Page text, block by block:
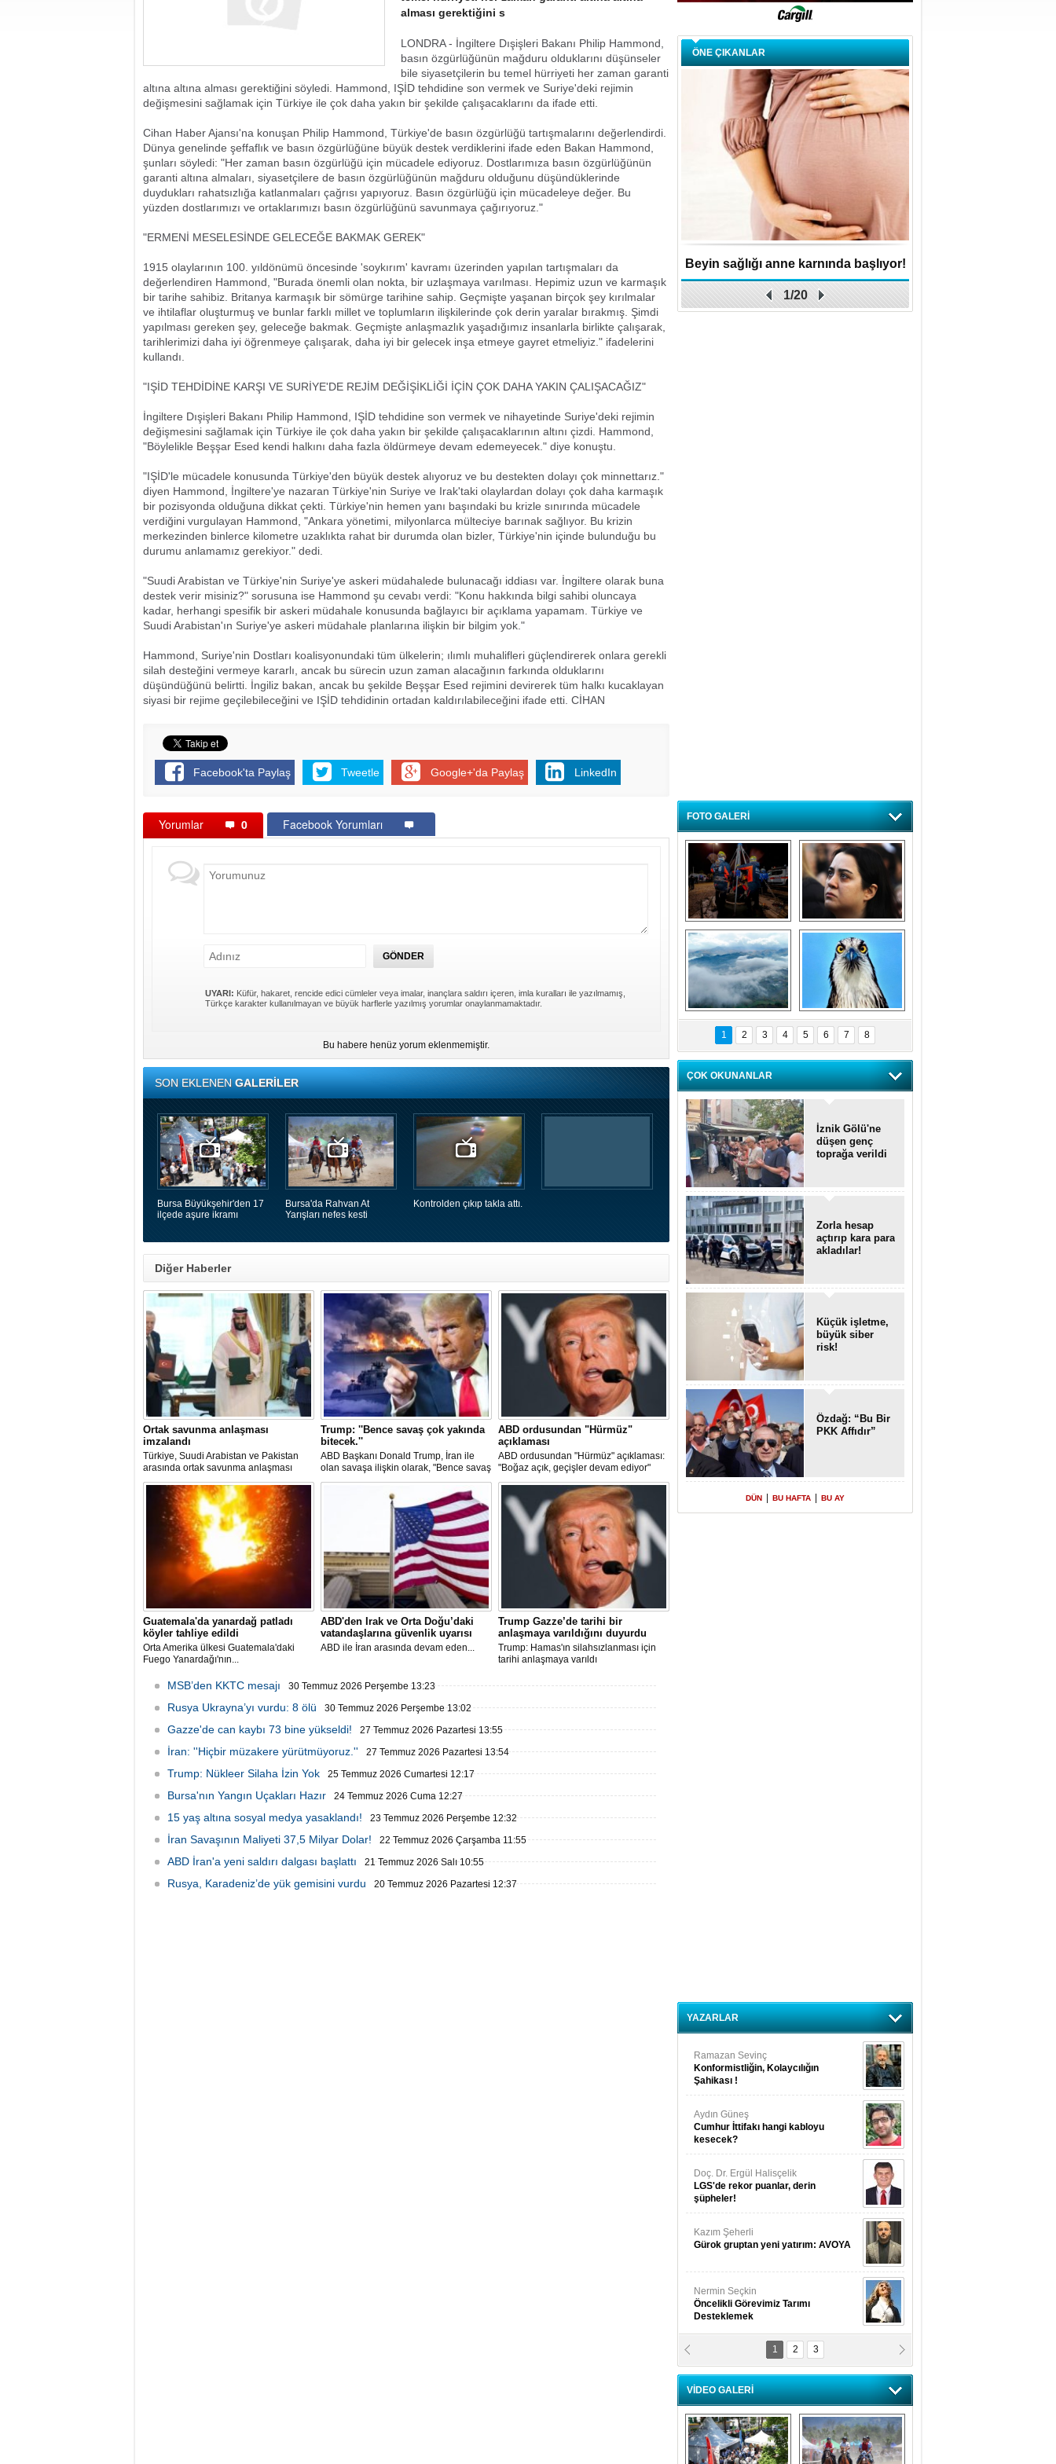
alması gerektiğini s
LONDRA - İngiltere Dışişleri Bakanı Philip Hammond,
basın özgürlüğünün mağduru olduklarını düşünseler
bile siyasetçilerin bu temel hürriyeti her zaman garanti
altına altına alması gerektiğini söyledi. Hammond, IŞİD tehdidine son vermek ve Suriye'deki rejimin
değişmesini sağlamak için Türkiye ile çok daha yakın bir şekilde çalışacaklarını da ifade etti.
Cihan Haber Ajansı'na konuşan Philip Hammond, Türkiye'de basın özgürlüğü tartışmalarını değerlendirdi.
Dünya genelinde şeffaflık ve basın özgürlüğüne büyük destek verdiklerini ifade eden Bakan Hammond,
şunları söyledi: "Her zaman basın özgürlüğü için mücadele ediyoruz. Dostlarımıza basın özgürlüğünün
garanti altına almaları, siyasetçilere de basın özgürlüğünün mağduru olduğunu düşündüklerinde
duydukları rahatsızlığa katlanmaları çağrısı yapıyoruz. Basın özgürlüğü için mücadeleye değer. Bu
yüzden dostlarımızı ve ortaklarımızı basın özgürlüğünü savunmaya çağırıyoruz."
"ERMENİ MESELESİNDE GELECEĞE BAKMAK GEREK"
1915 olaylarının 100. yıldönümü öncesinde 'soykırım' kavramı üzerinden yapılan tartışmaları da
değerlendiren Hammond, "Burada önemli olan nokta, bir uzlaşmaya varılması. Hepimiz uzun ve karmaşık
bir tarihe sahibiz. Britanya karmaşık bir sömürge tarihine sahip. Geçmişte yaşanan birçok şey kırılmalar
ve ihtilaflar oluşturmuş ve bunlar farklı millet ve toplumların ilişkilerinde çok derin yaralar bırakmış. Şimdi
yapılması gereken şey, geleceğe bakmak. Geçmişte anlaşmazlık yaşadığımız insanlarla birlikte çalışarak,
tarihlerimizi daha iyi öğrenmeye çalışarak, daha iyi bir gelecek inşa etmeye gayret etmeliyiz." ifadelerini
kullandı.
"IŞİD TEHDİDİNE KARŞI VE SURİYE'DE REJİM DEĞİŞİKLİĞİ İÇİN ÇOK DAHA YAKIN ÇALIŞACAĞIZ"
İngiltere Dışişleri Bakanı Philip Hammond, IŞİD tehdidine son vermek ve nihayetinde Suriye'deki rejimin
değişmesini sağlamak için Türkiye ile çok daha yakın bir şekilde çalışacaklarının altını çizdi. Hammond,
"Böylelikle Beşşar Esed kendi halkını daha fazla öldürmeye devam edemeyecek." diye konuştu.
"IŞİD'le mücadele konusunda Türkiye'den büyük destek alıyoruz ve bu destekten dolayı çok minnettarız."
diyen Hammond, İngiltere'ye nazaran Türkiye'nin Suriye ve Irak'taki olaylardan dolayı çok daha karmaşık
bir pozisyonda olduğuna dikkat çekti. Türkiye'nin hemen yanı başındaki bu krizle sınırında mücadele
verdiğini vurgulayan Hammond, "Ankara yönetimi, milyonlarca mülteciye barınak sağlıyor. Bu krizin
merkezinden binlerce kilometre uzaklıkta rahat bir durumda olan bizler, Türkiye'nin içinde bulunduğu bu
durumu anlamamız gerekiyor." dedi.
"Suudi Arabistan ve Türkiye'nin Suriye'ye askeri müdahalede bulunacağı iddiası var. İngiltere olarak buna
destek verir misiniz?" sorusuna ise Hammond şu cevabı verdi: "Konu hakkında bilgi sahibi oluncaya
kadar, herhangi spesifik bir askeri müdahale konusunda bağlayıcı bir açıklama yapamam. Türkiye ve
Suudi Arabistan'ın Suriye'ye askeri müdahale planlarına ilişkin bir bilgim yok."
Hammond, Suriye'nin Dostları koalisyonundaki tüm ülkelerin; ılımlı muhalifleri güçlendirerek onlara gerekli
silah desteğini vermeye kararlı, ancak bu sürecin uzun zaman alacağının farkında olduklarını
düşündüğünü belirtti. İngiliz bakan, ancak bu şekilde Beşşar Esed rejimini devirerek tüm halkı kucaklayan
siyasi bir rejime geçilebileceğini ve IŞİD tehdidinin ortadan kaldırılabileceğini ifade etti. CİHAN
Facebook'ta Paylaş Tweetle Google+'da Paylaş LinkedIn
Yorumlar 0 Facebook Yorumları
UYARI: Küfür, hakaret, rencide edici cümleler veya imalar, inançlara saldırı içeren, imla kuralları ile yazılmamış,
Türkçe karakter kullanılmayan ve büyük harflerle yazılmış yorumlar onaylanmamaktadır.
Bu habere henüz yorum eklenmemiştir.
SON EKLENENGALERİLER
Bursa Büyükşehir'den 17
ilçede aşure ikramı
Bursa'da Rahvan At
Yarışları nefes kesti
Kontrolden çıkıp takla attı.
Diğer Haberler
Ortak savunma anlaşması
imzalandı
Türkiye, Suudi Arabistan ve Pakistan
arasında ortak savunma anlaşması
imzalandı
Trump: ''Bence savaş çok yakında
bitecek.''
ABD Başkanı Donald Trump, İran ile
olan savaşa ilişkin olarak, "Bence savaş
çok yakında bitecek, İran'ın daha fazla
dayanabileceğini sanmıyorum" dedi
ABD ordusundan "Hürmüz"
açıklaması
ABD ordusundan "Hürmüz" açıklaması:
"Boğaz açık, geçişler devam ediyor"
Guatemala'da yanardağ patladı
köyler tahliye edildi
Orta Amerika ülkesi Guatemala'daki
Fuego Yanardağı'nın...
ABD'den Irak ve Orta Doğu’daki
vatandaşlarına güvenlik uyarısı
ABD ile İran arasında devam eden...
Trump Gazze’de tarihi bir
anlaşmaya varıldığını duyurdu
Trump: Hamas'ın silahsızlanması için
tarihi anlaşmaya varıldı
MSB’den KKTC mesajı 30 Temmuz 2026 Perşembe 13:23
Rusya Ukrayna’yı vurdu: 8 ölü 30 Temmuz 2026 Perşembe 13:02
Gazze'de can kaybı 73 bine yükseldi! 27 Temmuz 2026 Pazartesi 13:55
İran: ''Hiçbir müzakere yürütmüyoruz.'' 27 Temmuz 2026 Pazartesi 13:54
Trump: Nükleer Silaha İzin Yok 25 Temmuz 2026 Cumartesi 12:17
Bursa'nın Yangın Uçakları Hazır 24 Temmuz 2026 Cuma 12:27
15 yaş altına sosyal medya yasaklandı! 23 Temmuz 2026 Perşembe 12:32
İran Savaşının Maliyeti 37,5 Milyar Dolar! 22 Temmuz 2026 Çarşamba 11:55
ABD İran'a yeni saldırı dalgası başlattı 21 Temmuz 2026 Salı 10:55
Rusya, Karadeniz’de yük gemisini vurdu 20 Temmuz 2026 Pazartesi 12:37
ÖNE ÇIKANLAR
Beyin sağlığı anne karnında başlıyor!
1/20
FOTO GALERİ
Bursa'da deprem
tatbikatı gerçeğini
aratmadı
Özlem ve minnetle
anıyoruz
Bursa'dan
büyüleyen
fotoğraflar
Balık Kartalı
Bursa’da
görüntülendi
1 2 3 4 5 6 7 8
ÇOK OKUNANLAR
İznik Gölü'ne
düşen genç
toprağa verildi
Zorla hesap
açtırıp kara para
akladılar!
Küçük işletme,
büyük siber
risk!
Özdağ: “Bu Bir
PKK Affıdır”
DÜN BU HAFTA BU AY
YAZARLAR
Ramazan Sevinç
Konformistliğin, Kolaycılığın
Şahikası !
Aydın Güneş
Cumhur İttifakı hangi kabloyu
kesecek?
Doç. Dr. Ergül Halisçelik
LGS'de rekor puanlar, derin
şüpheler!
Kazım Şeherli
Gürok gruptan yeni yatırım: AVOYA
Nermin Seçkin
Öncelikli Görevimiz Tarımı
Desteklemek
Nilüfer Menekli Buzcular
Siz Hiç Kelebeklerin Sesini
Duydunuz Mu?
1 2 3
VİDEO GALERİ